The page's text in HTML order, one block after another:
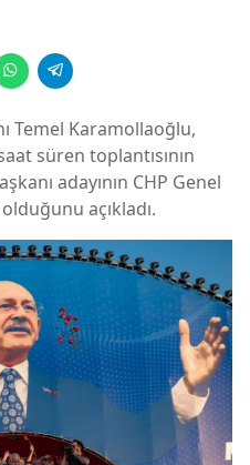
Temel Karamollaoğlu,
süren toplantısının
adayının CHP Genel
açıkladı.